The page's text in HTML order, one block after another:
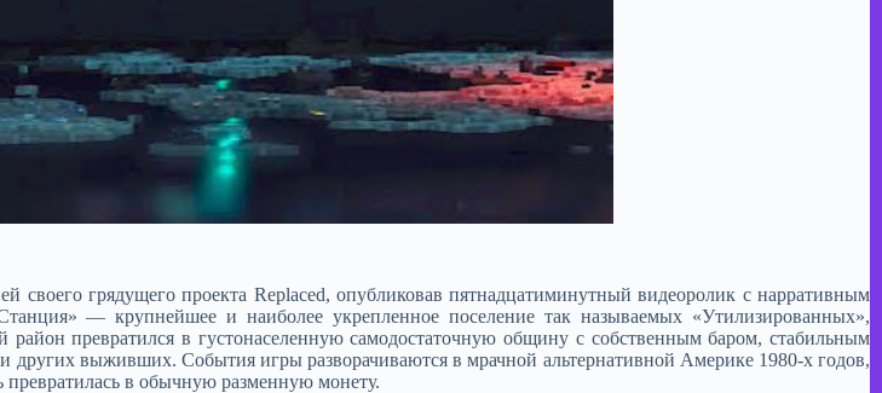
своего грядущего проекта Replaced, опубликовав пятнадцатиминутный видеоролик с нарративным
— крупнейшее и наиболее укрепленное поселение так называемых «Утилизированных»,
превратился в густонаселенную самодостаточную общину с собственным баром, стабильным
выживших. События игры разворачиваются в мрачной альтернативной Америке 1980-х годов,
превратилась в обычную разменную монету.